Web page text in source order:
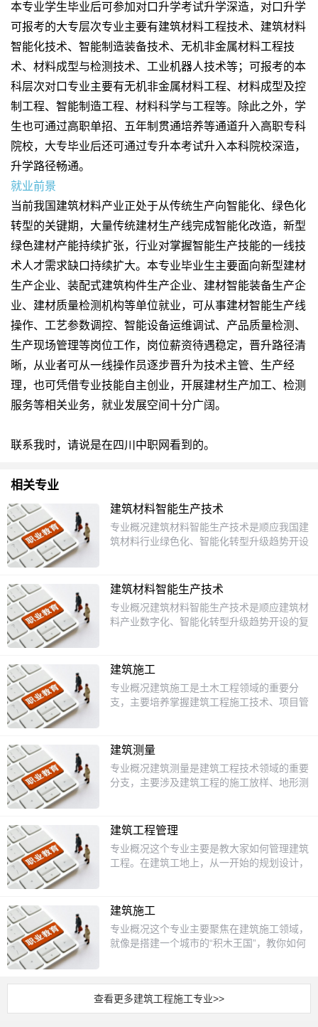
本专业学生毕业后可参加对口升学考试升学深造，对口升学
可报考的大专层次专业主要有建筑材料工程技术、建筑材料
智能化技术、智能制造装备技术、无机非金属材料工程技
术、材料成型与检测技术、工业机器人技术等；可报考的本
科层次对口专业主要有无机非金属材料工程、材料成型及控
制工程、智能制造工程、材料科学与工程等。除此之外，学
生也可通过高职单招、五年制贯通培养等通道升入高职专科
院校，大专毕业后还可通过专升本考试升入本科院校深造，
升学路径畅通。
就业前景
当前我国建筑材料产业正处于从传统生产向智能化、绿色化
转型的关键期，大量传统建材生产线完成智能化改造，新型
绿色建材产能持续扩张，行业对掌握智能生产技能的一线技
术人才需求缺口持续扩大。本专业毕业生主要面向新型建材
生产企业、装配式建筑构件生产企业、建材智能装备生产企
业、建材质量检测机构等单位就业，可从事建材智能生产线
操作、工艺参数调控、智能设备运维调试、产品质量检测、
生产现场管理等岗位工作，岗位薪资待遇稳定，晋升路径清
晰，从业者可从一线操作员逐步晋升为技术主管、生产经
理，也可凭借专业技能自主创业，开展建材生产加工、检测
服务等相关业务，就业发展空间十分广阔。
联系我时，请说是在四川中职网看到的。
相关专业
建筑材料智能生产技术
专业概况建筑材料智能生产技术是顺应我国建
筑材料行业绿色化、智能化转型升级趋势开设
培养模式，重点培养掌握建筑材料基本生产工
艺、智能生产设备操作维护、产品质量管控等
核心能力，能够胜任建材智能生产一线技术岗
位的高素质技能人才，培养过程既注重专业技
设置本专业课程分为公共基础课程、专业核心
课程、实训实践课程三个模块，公共基础课程
开设语文、数学、英语、思想政治等基础科
础、建材质量检测技术、低碳生产与环保治
理、数字化车间管理等核心内容；实训实践环
节依托校内智能建材生产仿真实训室、校外企
本专业主要招收应届及往届初中毕业生，要求
病，对智能制造、建材生产技术领域有学习兴
趣，有志于从事建材行业相关技术岗位，符合
职单招等渠道升入更高层次院校学习，对口升
学可报考的专科层次专业主要包括建筑材料智
能生产技术、建筑材料检测技术、智能制造装
无机非金属材料工程、材料科学与工程、智能
制造工程、材料成型及控制工程、新能源材料
与器件等，升学路径通畅，能够满足学生提升
建筑材料智能生产技术
专业概况建筑材料智能生产技术是顺应建筑材
料产业数字化、智能化转型升级趋势开设的复
产工艺、智能制造技术、工业互联网应用等多
领域知识技能，旨在培养掌握现代建筑材料生
产基本规律，能胜任建材智能生产线操作、调
试、维护与产品质量管控等岗位工作的技术技
新要求。课程设置专业采用理实一体化的教学
模式，课程分为文化基础课、专业核心课、实
训课程三个模块，文化基础课开设语文、数
属材料生产技术、建材质量检测技术、智能生
产线调试与维护、工业机器人基础应用、工业
互联网操作、数控加工技术、建材行业安全生
实习等，重点强化学生的动手操作能力，适配
应往届初中毕业生，要求报考者身体健康，无
妨碍从事化工、机械操作类岗位的传染性疾
的考生均可报名，本专业学制为三年。升学方
向本专业学生毕业后可参加对口升学考试升学
建筑施工
专业概况建筑施工是土木工程领域的重要分
支，主要培养掌握建筑工程施工技术、项目管
从图纸识读到现场施工的全流程知识，适应现
代建筑行业对技术与管理复合型人才的需求。
随着城市化进程加速和基础设施建设的持续投
入，建筑施工专业已成为中职教育中就业率
论课程包括建筑制图与识图、建筑材料、建筑
力学、房屋构造、施工组织设计等；实践课程
则侧重测量技术、砌筑工艺、钢筋加工、模板
校还会安排校企合作实习，帮助学生提前积累
工程经验。招生对象本专业主要面向初中毕业
生，学制一般为3年。报考学生需具备一定的
学生身体健康、吃苦耐劳，并具备团队协作意
识。中职阶段的学习将为学生打下扎实的职业
基础，同时为后续升学或就业提供多样化选
建筑测量
专业概况建筑测量是建筑工程技术领域的重要
分支，主要涉及建筑工程的施工放样、地形测
仪、GNSS等）的操作技能，以及建筑制图、
CAD软件应用等核心能力，为建筑工程的全生
命周期提供精准的数据支持。随着智慧城市和
数字化建造的发展，建筑测量技术的应用场景
包括《工程测量基础》《建筑工程制图》
《AutoCAD辅助设计》《GNSS测量技术》
《建筑施工测量》《地籍测绘》等核心课程。
筑工程全流程。招生对象本专业主要面向初中
建筑工程管理
专业概况这个专业主要是教大家如何管理建筑
工程。在建筑工地上，从一开始的规划设计，
你就像是未来建筑工程的“指挥官”，要协调各
个方面的工作，保证工程能够顺利、安全、高
质量地完成。比如说，要安排好施工人员的工
作任务，确保建筑材料按时供应，还要监督工
的“语言”。工程测量课程会教你使用各种测量
建筑施工
专业概况这个专业主要聚焦在建筑施工领域，
就像是搭建一个城市的“积木王国”，教你如何
在这里，你会学习到从建筑的基础规划，到具
体施工操作的一系列知识和技能，了解建筑的
结构奥秘，掌握施工过程中的各种门道，为未
查看更多建筑工程施工专业>>